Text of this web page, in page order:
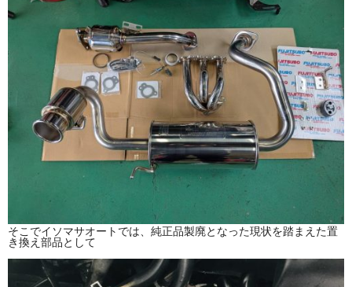
そこでイソマサオートでは、純正品製廃となった現状を踏まえた置
き換え部品として